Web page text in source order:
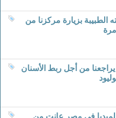
الطبيبة بزيارة مركزنا من
من أجل ربط الأسنان
في مصر عانت من